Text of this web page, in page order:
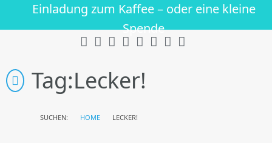
Einladung zum Kaffee – oder eine kleine
Spende
Tag:Lecker!
SUCHEN: HOME LECKER!